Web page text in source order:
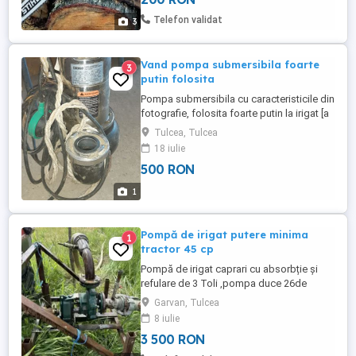
3
centrala Doborare copaci periculosi
Telefon validat
1
3
Vand pompa submersibila foarte
putin folosita
Pompa submersibila cu caracteristicile din
fotografie, folosita foarte putin la irigat [a
fost utilizata pentru aproximativ 6 mc].
Poate fi folosita si pentru ape uzate.
Tulcea, Tulcea
18 iulie
500 RON
1
Pompă de irigat putere minima
tractor 45 cp
Pompă de irigat caprari cu absorbție și
refulare de 3 Toli ,pompa duce 26de
aspersoare ,asta însemnând 300 m
Garvan, Tulcea
8 iulie
3 500 RON